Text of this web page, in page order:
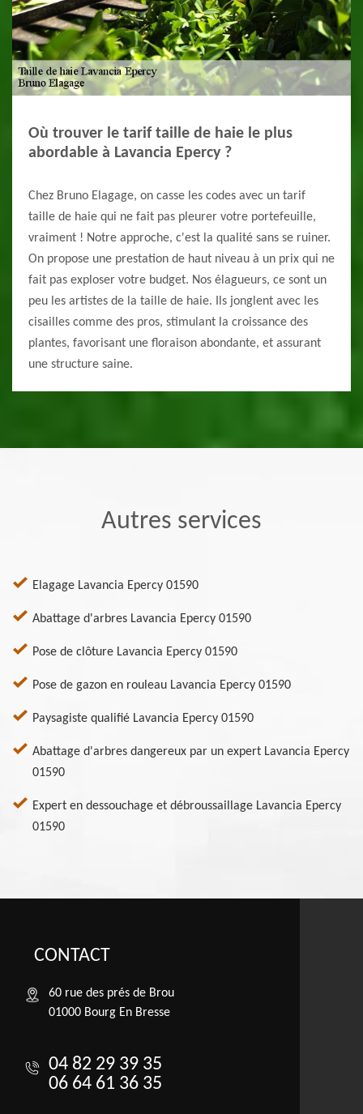
Où trouver le tarif taille de haie le plus
abordable à Lavancia Epercy ?
Chez Bruno Elagage, on casse les codes avec un tarif
taille de haie qui ne fait pas pleurer votre portefeuille,
vraiment ! Notre approche, c'est la qualité sans se ruiner.
On propose une prestation de haut niveau à un prix qui ne
fait pas exploser votre budget. Nos élagueurs, ce sont un
peu les artistes de la taille de haie. Ils jonglent avec les
cisailles comme des pros, stimulant la croissance des
plantes, favorisant une floraison abondante, et assurant
une structure saine.
Autres services
Elagage Lavancia Epercy 01590
Abattage d'arbres Lavancia Epercy 01590
Pose de clôture Lavancia Epercy 01590
Pose de gazon en rouleau Lavancia Epercy 01590
Paysagiste qualifié Lavancia Epercy 01590
Abattage d'arbres dangereux par un expert Lavancia Epercy
01590
Expert en dessouchage et débroussaillage Lavancia Epercy
01590
CONTACT
60 rue des prés de Brou
01000 Bourg En Bresse
04 82 29 39 35
06 64 61 36 35